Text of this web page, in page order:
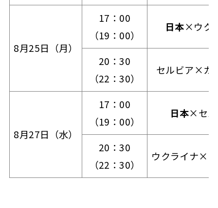
8月25日（月）
17：00
（19：00）
日本×ウク
20：30
（22：30）
セルビア×カ
8月27日（水）
17：00
（19：00）
日本×セ
20：30
（22：30）
ウクライナ×